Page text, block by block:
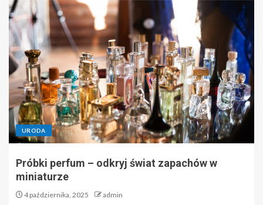
URODA
Próbki perfum – odkryj świat zapachów w
miniaturze
4 października, 2025 admin